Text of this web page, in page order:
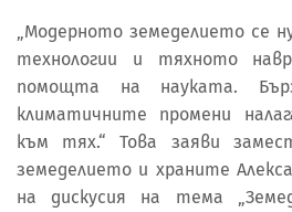
„Модерното земеделието се
технологии и тяхното
помощта на науката.
климатичните промени
към тях.“ Това заяви
земеделието и храните
на дискусия на тема